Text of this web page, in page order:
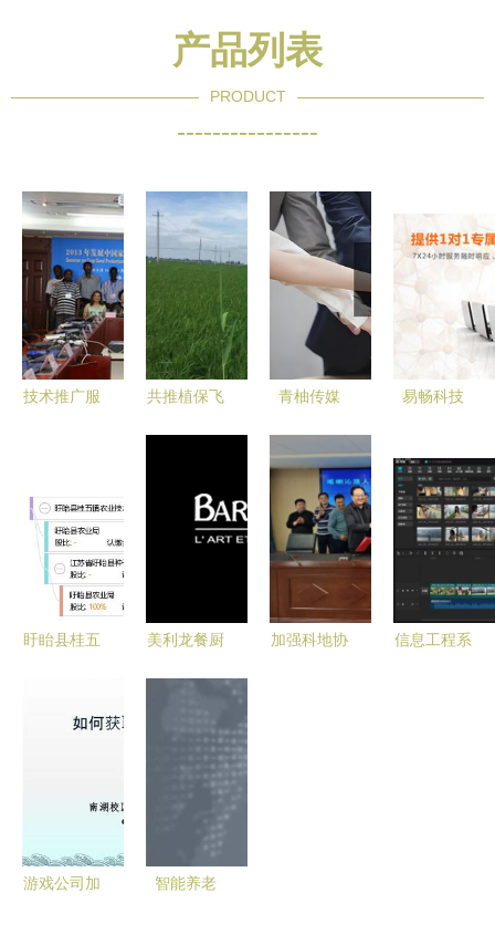
产品列表
PRODUCT
----------------
技术推广服
用的桥梁
共推植保飞
云上智农达
成战略合作
青柚传媒
推广服务，
驱动企业数
字化转型
易畅科技
商务网络推
广公司的技
术赋能之路
盱眙县桂五
美利龙餐厨
术赋能品牌
全球化，打
文响应式官
网
加强科地协
信息工程系
游戏公司加
智能养老